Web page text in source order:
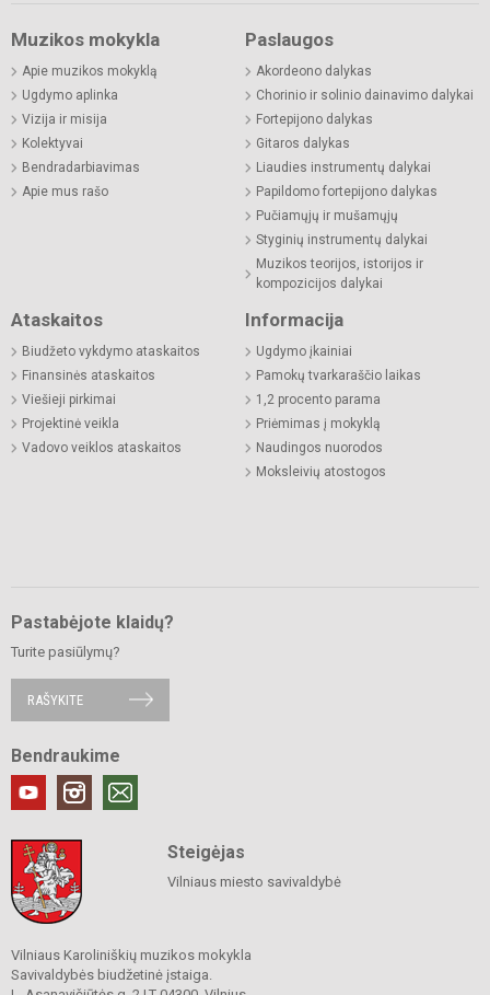
Muzikos mokykla
Apie muzikos mokyklą
Ugdymo aplinka
Vizija ir misija
Kolektyvai
Bendradarbiavimas
Apie mus rašo
Paslaugos
Akordeono dalykas
Chorinio ir solinio dainavimo dalykai
Fortepijono dalykas
Gitaros dalykas
Liaudies instrumentų dalykai
Papildomo fortepijono dalykas
Pučiamųjų ir mušamųjų
Styginių instrumentų dalykai
Muzikos teorijos, istorijos ir
kompozicijos dalykai
Ataskaitos
Biudžeto vykdymo ataskaitos
Finansinės ataskaitos
Viešieji pirkimai
Projektinė veikla
Vadovo veiklos ataskaitos
Informacija
Ugdymo įkainiai
Pamokų tvarkaraščio laikas
1,2 procento parama
Priėmimas į mokyklą
Naudingos nuorodos
Moksleivių atostogos
Pastabėjote klaidų?
Turite pasiūlymų?
RAŠYKITE
Bendraukime
Steigėjas
Vilniaus miesto savivaldybė
Vilniaus Karoliniškių muzikos mokykla
Savivaldybės biudžetinė įstaiga.